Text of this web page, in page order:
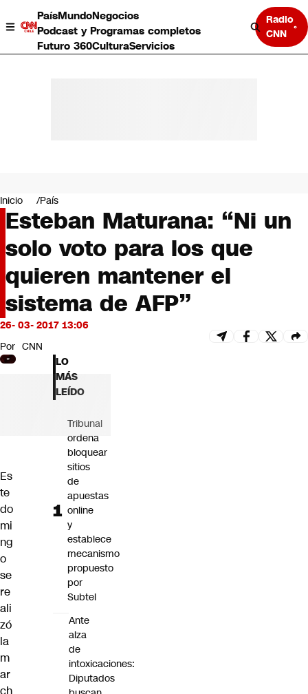
PaísMundoNegocios
Podcast y Programas completos
Futuro 360CulturaServicios
Radio
CNN
Negocios
Deportes
Programas completos
Cultura
Servicios
Bits
CNN Data
CNN tiempo
Futuro 360
Inicio País
Esteban Maturana: “Ni un
solo voto para los que
quieren mantener el
sistema de AFP”
26- 03- 2017 13:06
Por CNN
Es
te
do
mi
ng
o
se
re
ali
zó
la
m
ar
ch
LO
MÁS
LEÍDO
Tribunal
ordena
bloquear
sitios
de
apuestas
online
y
establece
mecanismo
propuesto
por
Subtel
Ante
alza
de
intoxicaciones:
Diputados